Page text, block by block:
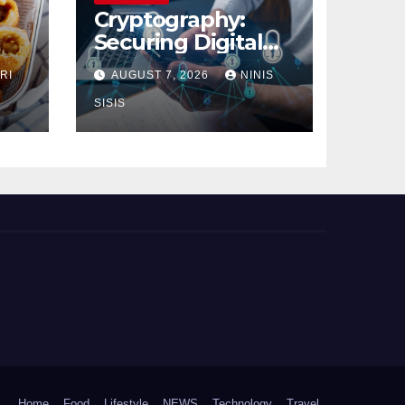
Cryptography:
Securing Digital
Communication
AUGUST 7, 2026 NINIS
SISIS